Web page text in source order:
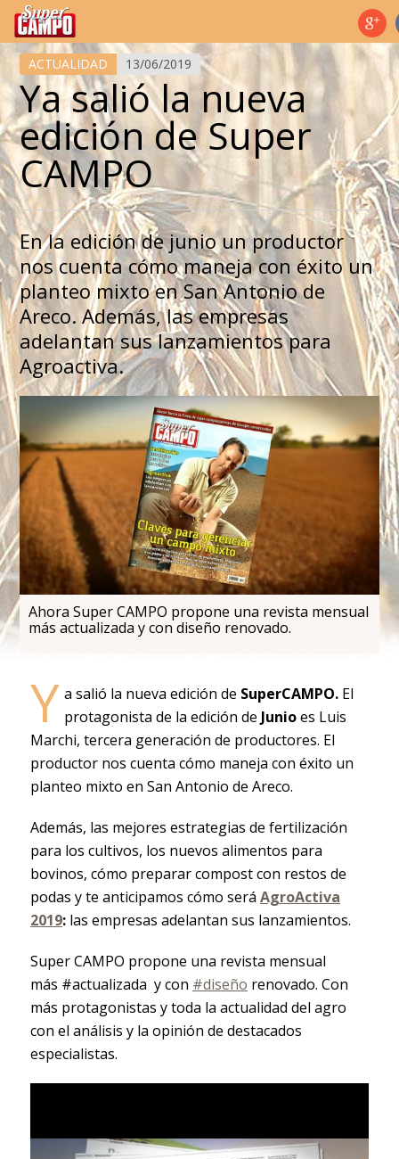
Temas de hoy
ACTUALIDAD 13/06/2019
Ya salió la nueva
edición de Super
CAMPO
En la edición de junio un productor
nos cuenta cómo maneja con éxito un
planteo mixto en San Antonio de
Areco. Además, las empresas
adelantan sus lanzamientos para
Agroactiva.
Ahora Super CAMPO propone una revista mensual
más actualizada y con diseño renovado.
Y a salió la nueva edición de SuperCAMPO.El
protagonista de la edición de Junioes Luis
Marchi, tercera generación de productores. El
productor nos cuenta cómo maneja con éxito un
planteo mixto en San Antonio de Areco.
Además, las mejores estrategias de fertilización
para los cultivos, los nuevos alimentos para
bovinos, cómo preparar compost con restos de
podas y te anticipamos cómo será AgroActiva
2019:las empresas adelantan sus lanzamientos.
Super CAMPO propone una revista mensual
más #actualizada y con #diseño renovado. Con
más protagonistas y toda la actualidad del agro
con el análisis y la opinión de destacados
especialistas.